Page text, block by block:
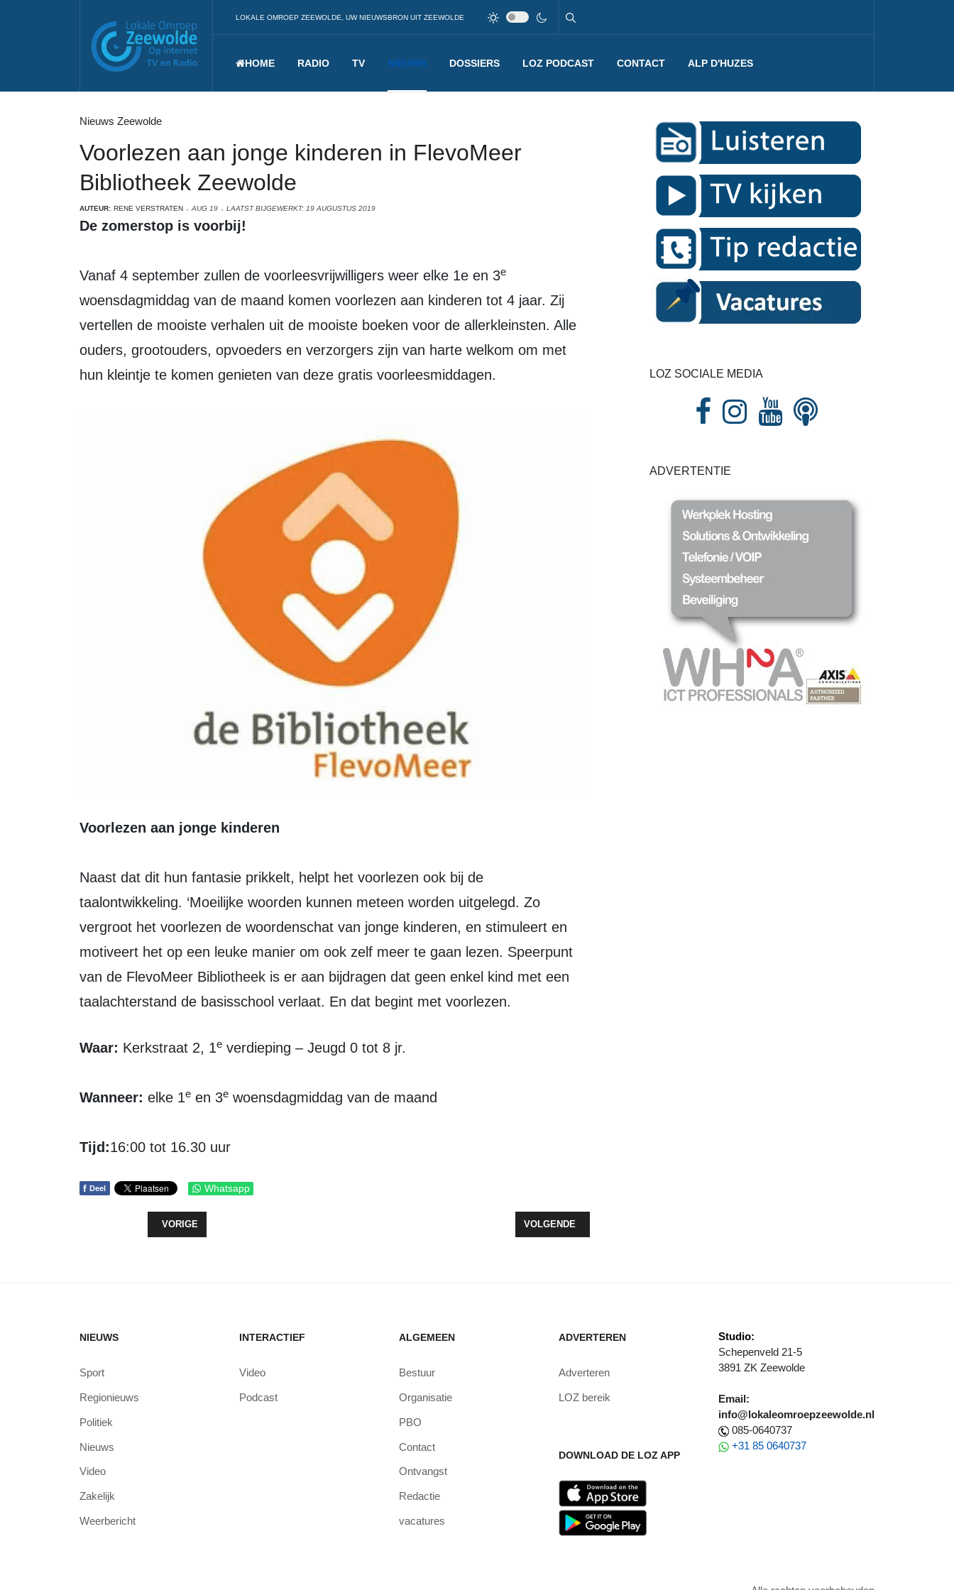
LOKALE OMROEP ZEEWOLDE, UW NIEUWSBRON UIT ZEEWOLDE
HOME RADIO TV NIEUWS DOSSIERS LOZ PODCAST CONTACT ALP D'HUZES
Nieuws Zeewolde
Voorlezen aan jonge kinderen in FlevoMeer
Bibliotheek Zeewolde
AUTEUR: RENE VERSTRATEN AUG 19 LAATST BIJGEWERKT: 19 AUGUSTUS 2019
De zomerstop is voorbij!
Vanaf 4 september zullen de voorleesvrijwilligers weer elke 1e en 3e
woensdagmiddag van de maand komen voorlezen aan kinderen tot 4 jaar. Zij
vertellen de mooiste verhalen uit de mooiste boeken voor de allerkleinsten. Alle
ouders, grootouders, opvoeders en verzorgers zijn van harte welkom om met
hun kleintje te komen genieten van deze gratis voorleesmiddagen.
Voorlezen aan jonge kinderen
Naast dat dit hun fantasie prikkelt, helpt het voorlezen ook bij de
taalontwikkeling. ‘Moeilijke woorden kunnen meteen worden uitgelegd. Zo
vergroot het voorlezen de woordenschat van jonge kinderen, en stimuleert en
motiveert het op een leuke manier om ook zelf meer te gaan lezen. Speerpunt
van de FlevoMeer Bibliotheek is er aan bijdragen dat geen enkel kind met een
taalachterstand de basisschool verlaat. En dat begint met voorlezen.
Waar: Kerkstraat 2, 1e verdieping – Jeugd 0 tot 8 jr.
Wanneer: elke 1e en 3e woensdagmiddag van de maand
Tijd:16:00 tot 16.30 uur
f Deel Whatsapp
VORIG ARTIKEL: GROTE VISDAG VOOR DE JEUGD IN ZEEWOLDE
VORIGE VOLGENDE ARTIKEL: SUYDERSEE BBQ CONTEST NOG WEER UITGEBREIDER
VOLGENDE
LOZ SOCIALE MEDIA
ADVERTENTIE
NIEUWS
Sport
Regionieuws
Politiek
Nieuws
Video
Zakelijk
Weerbericht
INTERACTIEF
Video
Podcast
ALGEMEEN
Bestuur
Organisatie
PBO
Contact
Ontvangst
Redactie
vacatures
ADVERTEREN
Adverteren
LOZ bereik
DOWNLOAD DE LOZ APP
Studio:
Schepenveld 21-5
3891 ZK Zeewolde
Email:
info@lokaleomroepzeewolde.nl
085-0640737
+31 85 0640737